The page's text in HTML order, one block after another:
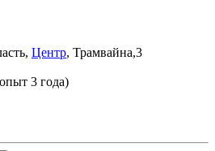
Центр, Трамвайна,3
3 года)